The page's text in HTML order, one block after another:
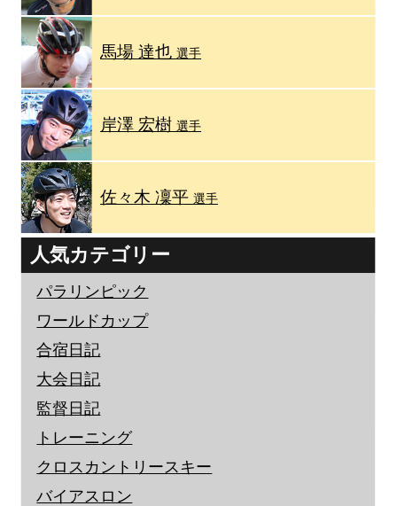
馬場 達也選手
岸澤 宏樹選手
佐々木 凜平選手
人気カテゴリー
パラリンピック
ワールドカップ
合宿日記
大会日記
監督日記
トレーニング
クロスカントリースキー
バイアスロン